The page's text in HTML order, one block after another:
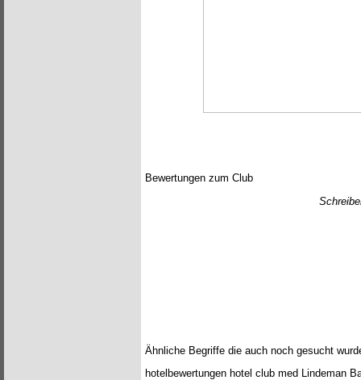
Bewertungen zum Club
Ähnliche Begriffe die auch noch gesucht
hotelbewertungen hotel club med Lindeman